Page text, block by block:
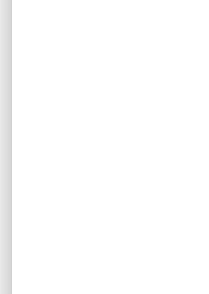
Jei norite pažinti vietinius vandens
PATOBULINTOS FUNKCIJOS IR
sukimo momentą esant bet
kokiu greičiu, padidindama
BEVEIK BE JOKIOS VIBRACIJOS.
GAIVAUS ORO DVELKSMAS.
nerimauti dėl kenksmingų